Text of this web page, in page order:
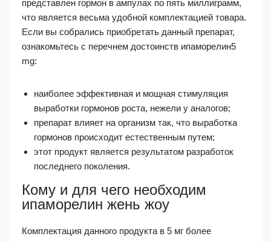
представлен гормон в ампулах по пять миллиграмм,
что является весьма удобной комплектацией товара.
Если вы собрались приобретать данный препарат,
ознакомьтесь с перечнем достоинств ипаморелин5
mg:
наиболее эффективная и мощная стимуляция
выработки гормонов роста, нежели у аналогов;
препарат влияет на организм так, что выработка
гормонов происходит естественным путем;
этот продукт является результатом разработок
последнего поколения.
Кому и для чего необходим
ипаморелин жень жоу
Комплектация данного продукта в 5 мг более